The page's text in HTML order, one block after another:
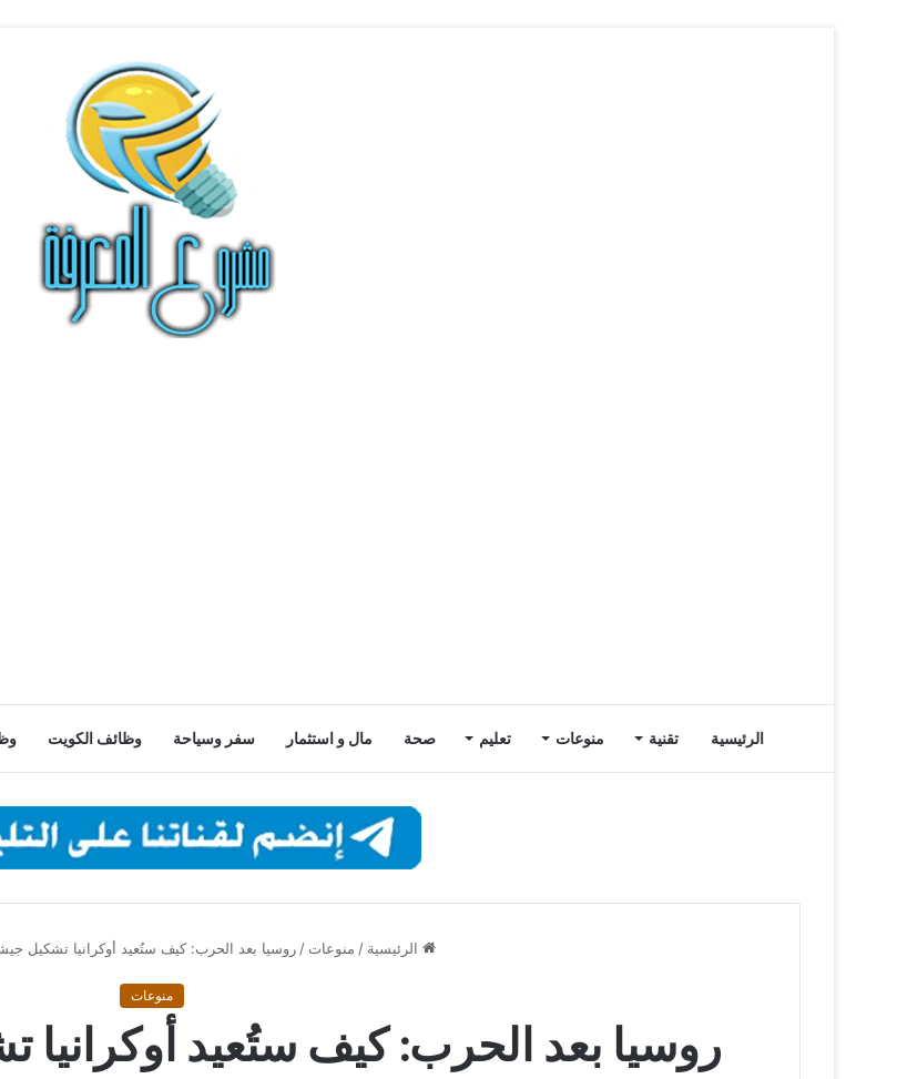
الرئيسية تقنية منوعات تعليم صحة مال و استثمار سفر وسياحة وظائف الكويت
الرئيسية / منوعات / روسيا بعد الحرب: كيف ستُعيد أوكرانيا تشكيل
منوعات
روسيا بعد الحرب: كيف ستُعيد أوكرانيا